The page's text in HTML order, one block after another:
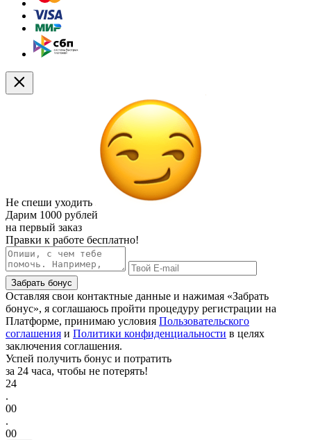
Не спеши уходить
Дарим 1000 рублей
на первый заказ
Правки к работе бесплатно!
Забрать бонус
Оставляя свои контактные данные и нажимая «Забрать
бонус», я соглашаюсь пройти процедуру регистрации на
Платформе, принимаю условия Пользовательского
соглашения и Политики конфиденциальности в целях
заключения соглашения.
Успей получить бонус и потратить
за 24 часа, чтобы не потерять!
24
.
00
.
00